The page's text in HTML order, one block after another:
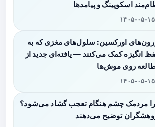
اسکوپینگ و پیامدها
۱۴۰۵-۰۵-۱۵
اورکسین: سلول‌های مغزی که به
انگیزه کمک می‌کنند — یافته‌ای جدید از
روی موش‌ها
۱۴۰۵-۰۵-۱۵
مردمک چشم هنگام تعجب گشاد می‌شود؟
توضیح می‌دهند